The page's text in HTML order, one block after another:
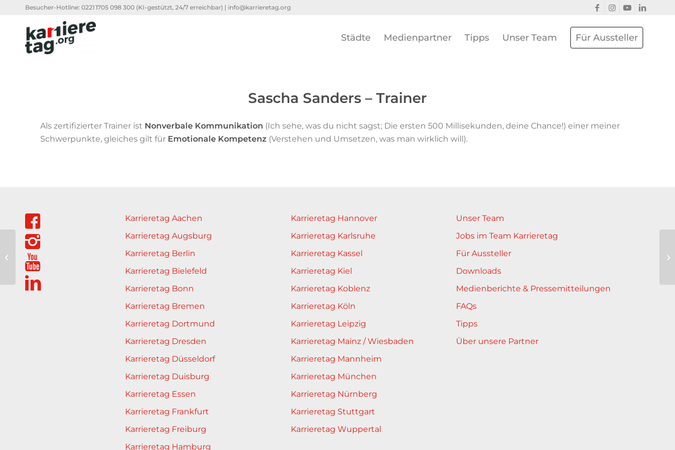
Besucher-Hotline: 0221 1705 098 300 (KI-gestützt, 24/7 erreichbar) | info@karrieretag.org
Städte Medienpartner Tipps Unser Team Für Aussteller
Sascha Sanders – Trainer
Als zertifizierter Trainer ist Nonverbale Kommunikation (Ich sehe, was du nicht sagst; Die ersten 500 Millisekunden, deine Chance!) einer meiner
Schwerpunkte, gleiches gilt für Emotionale Kompetenz (Verstehen und Umsetzen, was man wirklich will).
Karrieretag Aachen
Karrieretag Augsburg
Karrieretag Berlin
Karrieretag Bielefeld
Karrieretag Bonn
Karrieretag Bremen
Karrieretag Dortmund
Karrieretag Dresden
Karrieretag Düsseldorf
Karrieretag Duisburg
Karrieretag Essen
Karrieretag Frankfurt
Karrieretag Freiburg
Karrieretag Hamburg
Karrieretag Hannover
Karrieretag Karlsruhe
Karrieretag Kassel
Karrieretag Kiel
Karrieretag Koblenz
Karrieretag Köln
Karrieretag Leipzig
Karrieretag Mainz / Wiesbaden
Karrieretag Mannheim
Karrieretag München
Karrieretag Nürnberg
Karrieretag Stuttgart
Karrieretag Wuppertal
Unser Team
Jobs im Team Karrieretag
Für Aussteller
Downloads
Medienberichte & Pressemitteilungen
FAQs
Tipps
Über unsere Partner
Joachim
Komorowski